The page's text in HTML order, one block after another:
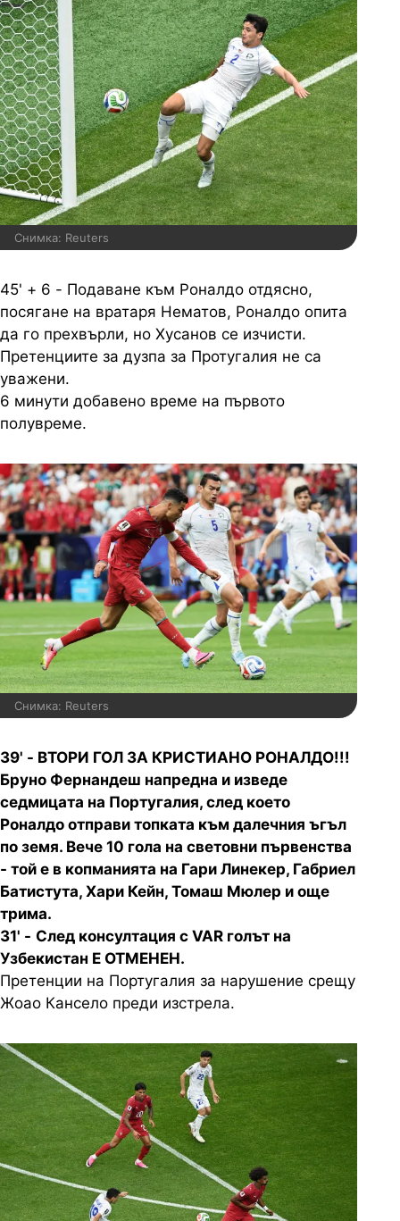
Снимка: Reuters
45' + 6 - Подаване към Роналдо отдясно,
посягане на вратаря Нематов, Роналдо опита
да го прехвърли, но Хусанов се изчисти.
Претенциите за дузпа за Протугалия не са
уважени.
6 минути добавено време на първото
полувреме.
Снимка: Reuters
39' - ВТОРИ ГОЛ ЗА КРИСТИАНО РОНАЛДО!!!
Бруно Фернандеш напредна и изведе
седмицата на Португалия, след което
Роналдо отправи топката към далечния ъгъл
по земя. Вече 10 гола на световни първенства
- той е в копманията на Гари Линекер, Габриел
Батистута, Хари Кейн, Томаш Мюлер и още
трима.
31' - След консултация с VAR голът на
Узбекистан Е ОТМЕНЕН.
Претенции на Португалия за нарушение срещу
Жоао Кансело преди изстрела.